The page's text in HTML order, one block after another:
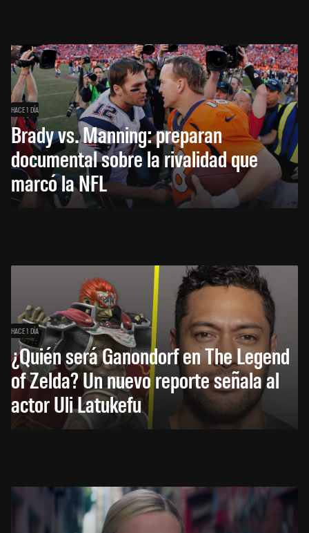
HACE 1 DÍA
Brady vs. Manning: preparan
documental sobre la rivalidad que
marcó la NFL
HACE 1 DÍA
¿Quién será Ganondorf en The Legend
of Zelda? Un nuevo reporte señala al
actor Uli Latukefu